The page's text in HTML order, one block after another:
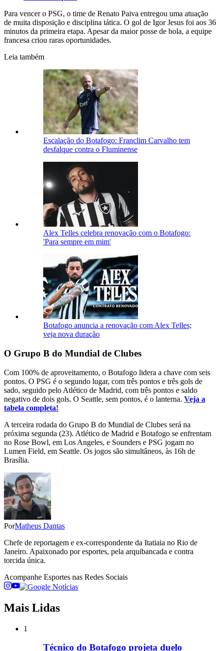
Para vencer o PSG, o time de Renato Paiva entregou uma atuação
de muita disposição e disciplina tática. O gol de Igor Jesus foi aos 36
minutos da primeira etapa. Apesar da maior posse de bola, a equipe
francesa criou raras oportunidades.
Leia também
Escalação do Botafogo: Franclim Carvalho tem
desfalque contra o Fluminense
Alex Telles celebra renovação com o Botafogo:
'Para sempre em mim'
Botafogo anuncia a renovação com Alex Telles;
veja nova duração
O Grupo B do Mundial de Clubes
Com 100% de aproveitamento, o Botafogo lidera a chave com seis
pontos. O PSG é o segundo lugar, com três pontos e três gols de
sado, seguido pelo Atlético de Madrid, com três pontos e saldo
negativo de dois gols. O Seattle, sem pontos, é o lanterna. Veja a
tabela completa!
A terceira rodada do Grupo B do Mundial de Clubes será na
próxima segunda (23). Atlético de Madrid e Botafogo se enfrentam
no Rose Bowl, em Los Angeles, e Sounders e PSG jogam no
Lumen Field, em Seattle. Os jogos são simultâneos, às 16h de
Brasília.
PorMatheus Dantas
Chefe de reportagem e ex-correspondente da Itatiaia no Rio de
Janeiro. Apaixonado por esportes, pela arquibancada e contra
torcida única.
Acompanhe Esportes nas Redes Sociais
Mais Lidas
1
Técnico do Botafogo projeta duelo